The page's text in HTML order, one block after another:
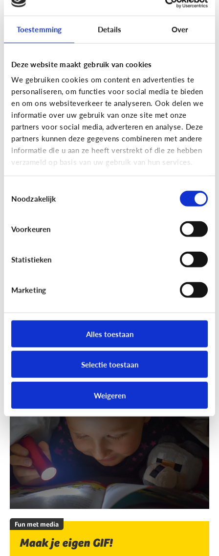
Toestemming Details Over
Deze website maakt gebruik van cookies
We gebruiken cookies om content en advertenties te
personaliseren, om functies voor social media te bieden
en om ons websiteverkeer te analyseren. Ook delen we
informatie over uw gebruik van onze site met onze
partners voor social media, adverteren en analyse. Deze
partners kunnen deze gegevens combineren met andere
informatie die u aan ze heeft verstrekt of die ze hebben
verzameld op basis van uw gebruik van hun services.
Noodzakelijk
Voorkeuren
Statistieken
Marketing
Alles toestaan
Selectie toestaan
Weigeren
Fun met media
Maak je eigen Snapchat of
Instagram filter!
Fun met media
Wandelen was nog nooit zo leuk!
Speels bijleren met een educatieve
Fun met media
Maak je eigen GIF!